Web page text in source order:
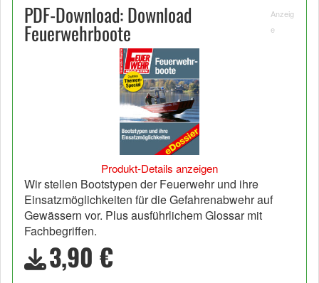
PDF-Download: Download
Feuerwehrboote
Anzeig
e
Produkt-Details anzeigen
Wir stellen Bootstypen der Feuerwehr und ihre
Einsatzmöglichkeiten für die Gefahrenabwehr auf
Gewässern vor. Plus ausführlichem Glossar mit
Fachbegriffen.
3,90 €